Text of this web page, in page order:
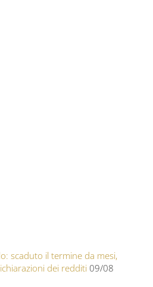
scaduto il termine da mesi,
dei redditi 09/08